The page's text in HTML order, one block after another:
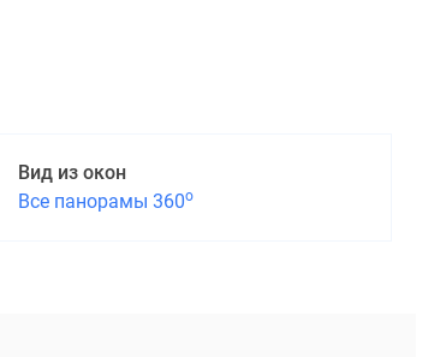
Вид из окон
Все панорамы 360о